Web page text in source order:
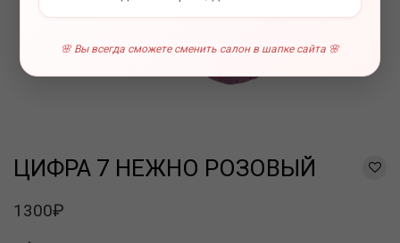
🌸 Вы всегда сможете сменить салон в шапке сайта 🌸
ЦИФРА 7 НЕЖНО РОЗОВЫЙ
1300₽